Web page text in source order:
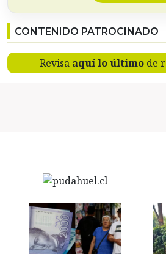
CONTENIDO PATROCINADO
Revisa aquí lo últimode